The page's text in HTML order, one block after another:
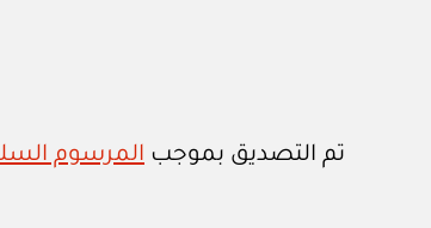
تم التصديق بموجب المرسوم